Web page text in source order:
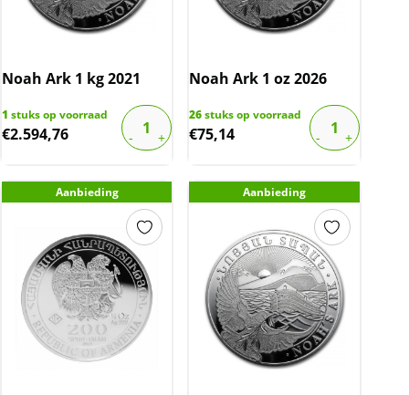
Noah Ark 1 kg 2021
1 stuks op voorraad
€2.594,76
Noah Ark 1 oz 2026
26stuks op voorraad
€75,14
Aanbieding Aanbieding